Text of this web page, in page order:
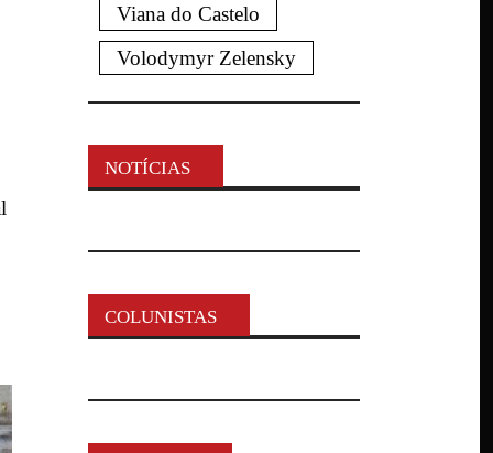
Viana do Castelo
Volodymyr Zelensky
NOTÍCIAS
COLUNISTAS